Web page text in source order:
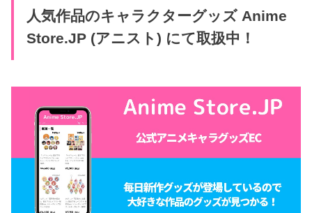
人気作品のキャラクターグッズ Anime
Store.JP (アニスト) にて取扱中！